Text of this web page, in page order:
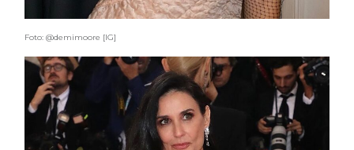
Foto: @demimoore [IG]